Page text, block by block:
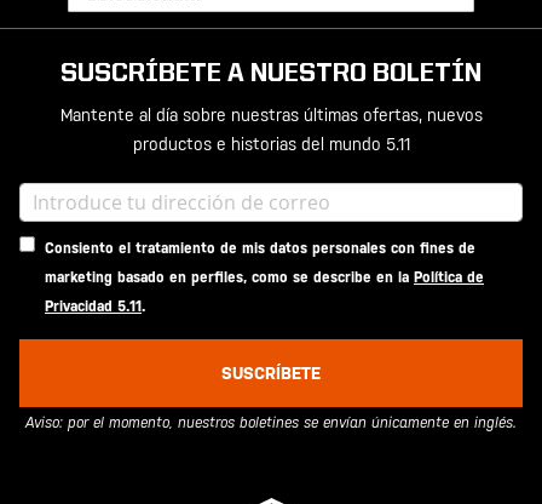
SUSCRÍBETE A NUESTRO BOLETÍN
Mantente al día sobre nuestras últimas ofertas, nuevos
productos e historias del mundo 5.11
Consiento el tratamiento de mis datos personales con fines de
marketing basado en perfiles, como se describe en la Política de
Privacidad 5.11.
SUSCRÍBETE
Aviso: por el momento, nuestros boletines se envían únicamente en inglés.